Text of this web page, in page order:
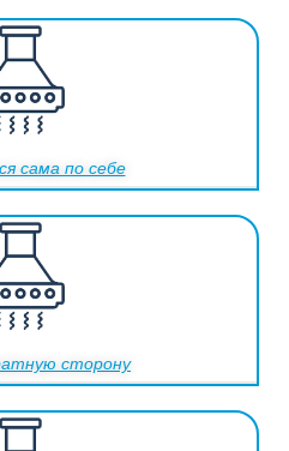
сама по себе
сторону